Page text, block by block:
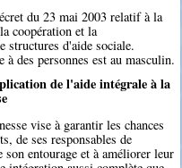
du 23 mai 2003 relatif à la
coopération et la
structures d'aide sociale.
des personnes est au masculin.
de l'aide intégrale à la
vise à garantir les chances
de ses responsables de
son entourage et à améliorer leur